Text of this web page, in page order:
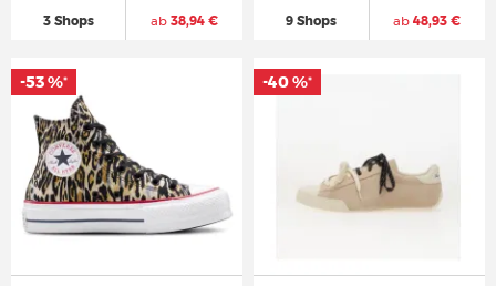
3 Shops ab38,94 € 9 Shops ab 48,93 €
-53 %* -40 %*